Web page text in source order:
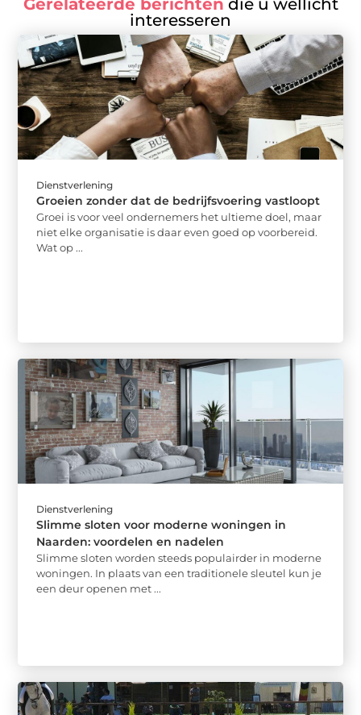
Gerelateerde berichten die u wellicht
interesseren
Dienstverlening
Groeien zonder dat de bedrijfsvoering vastloopt
Groei is voor veel ondernemers het ultieme doel, maar
niet elke organisatie is daar even goed op voorbereid.
Wat op ...
Dienstverlening
Slimme sloten voor moderne woningen in
Naarden: voordelen en nadelen
Slimme sloten worden steeds populairder in moderne
woningen. In plaats van een traditionele sleutel kun je
een deur openen met ...